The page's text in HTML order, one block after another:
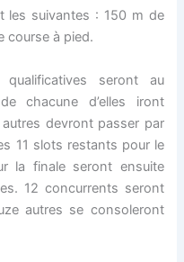
les suivantes : 150 m de
course à pied.
seront au
chacune d’elles iront
devront passer par
11 slots restants pour le
la finale seront ensuite
12 concurrents seront
autres se consoleront